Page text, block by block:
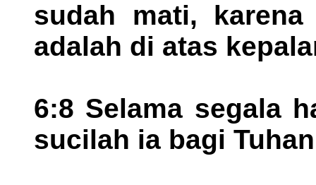
sudah mati,
adalah di atas
6:8 Selama segala
sucilah ia bagi